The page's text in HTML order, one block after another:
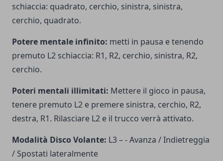
schiaccia: quadrato, cerchio, sinistra, sinistra,
cerchio, quadrato.
Potere mentale infinito: metti in pausa e tenendo
premuto L2 schiaccia: R1, R2, cerchio, sinistra, R2,
cerchio.
Poteri mentali illimitati: Mettere il gioco in pausa,
tenere premuto L2 e premere sinistra, cerchio, R2,
destra, R1. Rilasciare L2 e il trucco verrà attivato.
Modalità Disco Volante: L3 – - Avanza / Indietreggia
/ Spostati lateralmente